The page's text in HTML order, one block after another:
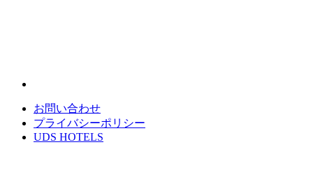
お問い合わせ
プライバシーポリシー
UDS HOTELS